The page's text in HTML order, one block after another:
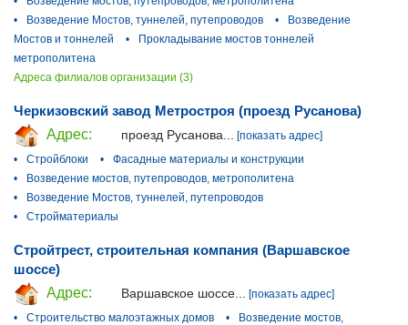
•
Возведение Мостов, туннелей, путепроводов •
Возведение
Мостов и тоннелей
•
Прокладывание мостов тоннелей
метрополитена
Адреса филиалов организации (3)
Черкизовский завод Метростроя (проезд Русанова)
Адрес:
проезд Русанова... [показать адрес]
•
Стройблоки •
Фасадные материалы и конструкции
•
Возведение мостов, путепроводов, метрополитена
•
Возведение Мостов, туннелей, путепроводов
•
Стройматериалы
Стройтрест, строительная компания (Варшавское
шоссе)
Адрес:
Варшавское шоссе...
[показать адрес]
•
Строительство малоэтажных домов •
Возведение мостов,